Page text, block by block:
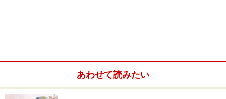
※記事内容は執筆時点のものです。最新の内容をご確認くださ
※メニューや料金などのデータは、取材時または記事公開時点で
の内容です。
あわせて読みたい